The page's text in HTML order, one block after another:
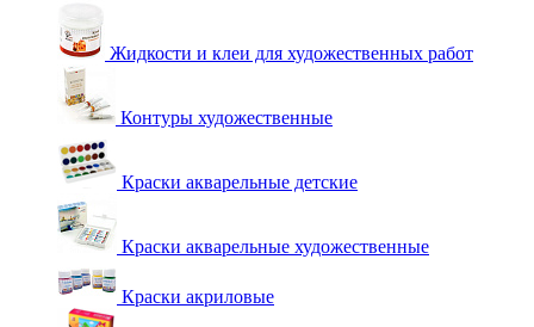
Жидкости и клеи для художественных работ
Контуры художественные
Краски акварельные детские
Краски акварельные художественные
Краски акриловые